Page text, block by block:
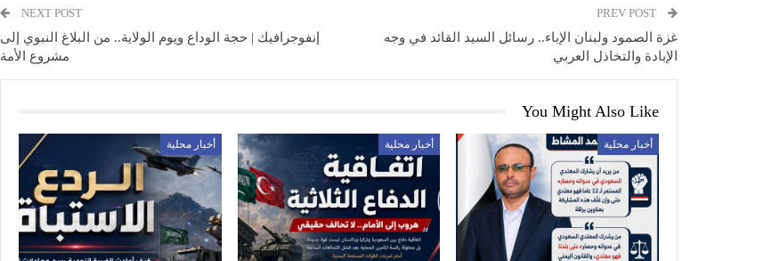
غزة الصمود ولبنان الإباء.. رسائل السيد القائد في وجه
الإبادة والتخاذل العربي
NEXT POST
إنفوجرافيك | حجة الوداع ويوم الولاية.. من البلاغ النبوي إلى
مشروع الأمة
You Might Also Like
أخبار محلية أخبار محلية أخبار محلية